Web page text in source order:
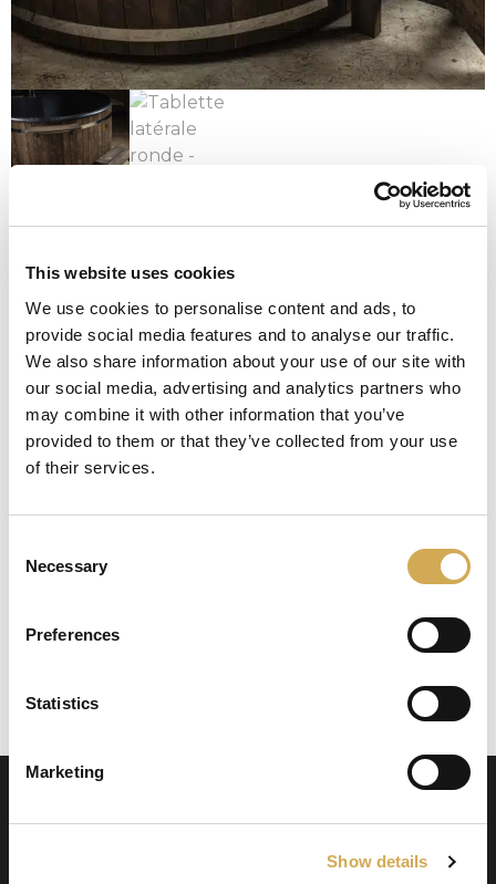
This website uses cookies
We use cookies to personalise content and ads, to
provide social media features and to analyse our traffic.
We also share information about your use of our site with
our social media, advertising and analytics partners who
may combine it with other information that you’ve
provided to them or that they’ve collected from your use
of their services.
Selection
Necessary
Preferences
Statistics
Marketing
Show details
Tablette latérale ronde
Side shelf for models Classic / Prime / Easy
50£
Une tablette latérale élégante en Thermowood,
parfaite pour les boissons et les serviettes.
Se monte facilement sur le côté du bain à remous
avec deux supports et les vis incluses.